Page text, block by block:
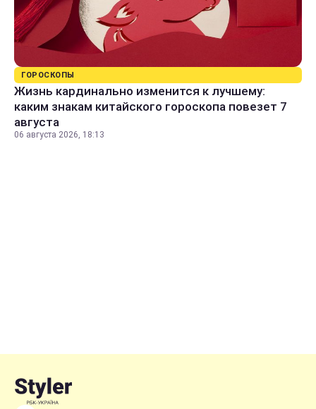
ГОРОСКОПЫ
Жизнь кардинально изменится к лучшему:
каким знакам китайского гороскопа повезет 7
августа
06 августа 2026, 18:13